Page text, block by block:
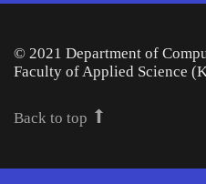
© 2021 Department of
Faculty of Applied Science
Back to top